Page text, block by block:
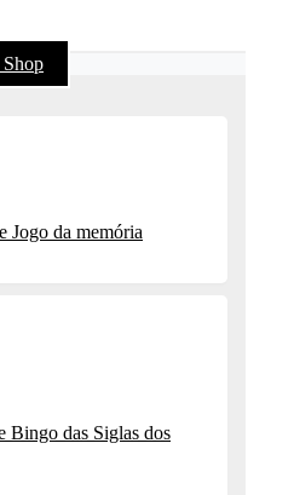
Jogo da memória
Bingo das Siglas dos